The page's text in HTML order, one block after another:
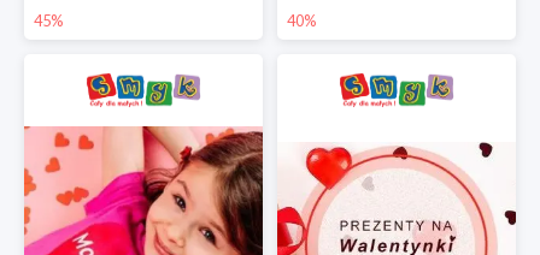
45% 40%